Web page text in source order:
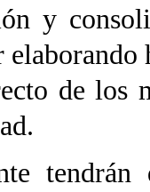
y
de los
tendrán